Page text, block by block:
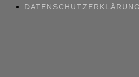
DATENSCHUTZERKLÄRUNG